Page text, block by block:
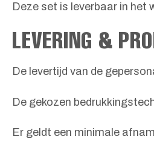
Deze set is leverbaar in het
LEVERING &
De levertijd van de
De gekozen
Er geldt een minimale